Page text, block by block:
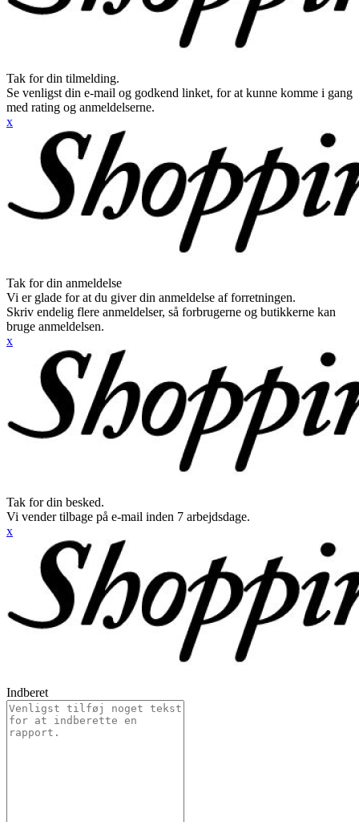
Tak for din tilmelding.
Se venligst din e-mail og godkend linket, for at kunne komme i gang
med rating og anmeldelserne.
x
Tak for din anmeldelse
Vi er glade for at du giver din anmeldelse af forretningen.
Skriv endelig flere anmeldelser, så forbrugerne og butikkerne kan
bruge anmeldelsen.
x
Tak for din besked.
Vi vender tilbage på e-mail inden 7 arbejdsdage.
x
Indberet